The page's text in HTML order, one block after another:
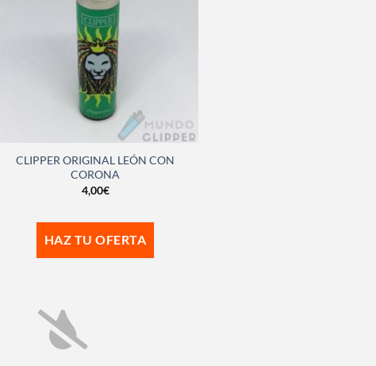
CLIPPER ORIGINAL LEÓN CON
CORONA
4,00€
HAZ TU OFERTA